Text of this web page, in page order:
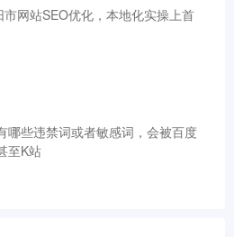
市‌网站SEO优化，本地化实操上首
哪些违禁词或者敏感词，会被百度
至K站